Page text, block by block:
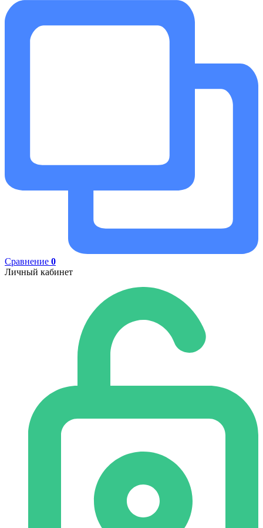
Сравнение 0
Личный кабинет